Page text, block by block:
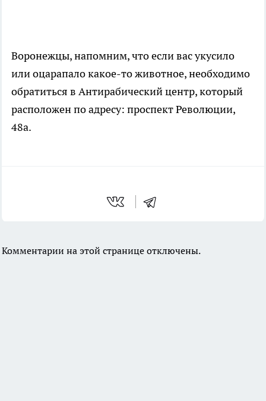
Воронежцы, напомним, что если вас укусило
или оцарапалокакое-тоживотное, необходимо
обратиться в Антирабический центр, который
расположен по адресу: проспект Революции,
48а.
Комментарии на этой странице отключены.